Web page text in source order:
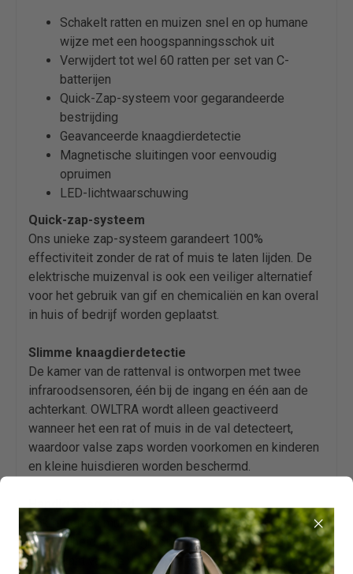
Schakelt ratten en muizen snel en op humane
wijze met een hoogspanningsschok uit
Verwijdert tot wel 60 ratten per set van C-
batterijen
Quick-Zap-systeem voor gegarandeerde
bestrijding
Geavanceerde knaagdierdetectie
Magnetische sluitingen voor eenvoudig
opruimen
LED-lichtwaarschuwing
Quick-zap-systeem
Ons unieke zap-systeem garandeert 100%
effectiviteit zonder de rat of muis te laten lijden. De
elektrische muizenval is ook een veiliger alternatief
voor het gebruik van gif en chemicaliën en kan overal
in huis of bedrijf worden geplaatst.
Slimme knaagdierdetectie
De kamer van de rattenval is ontworpen met twee
infraroodsensoren, één bij de ingang en één aan de
achterkant. OWLTRA wordt alleen geactiveerd
wanneer het een rat of muis in de val detecteert,
waardoor valse zaps worden voorkomen en kinderen
en kleine huisdieren worden beschermd.
Handig aasgebied
Lok ratten en muizen naar binnen door een beperkte
hoeveelheid aas ter grootte van een erwt aan de
achterkant van de val te plaatsen. Til eenvoudig de